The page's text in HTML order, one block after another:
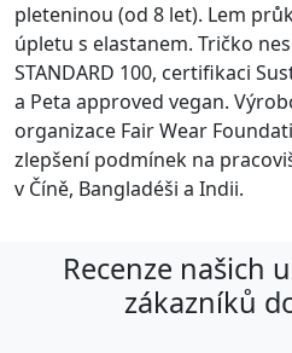
pleteninou (od 8 let). Lem
úpletu s elastanem. Tričko
STANDARD 100, certifikaci
a Peta approved vegan.
organizace Fair Wear
zlepšení podmínek na
v Číně, Bangladéši a Indii.
Recenze našich
zákazníků